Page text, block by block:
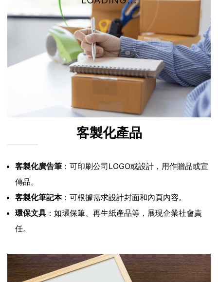
客製化產品
客製化廣告筆 ：可印刷公司LOGO或設計，用作贈品或宣
傳品。
客製化筆記本：可根據需求設計封面和內頁內容。
環保文具 ：如環保筆、再生紙產品等，展現企業社會責
任。